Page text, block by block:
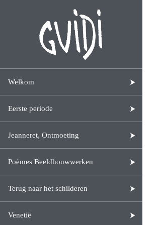
Welkom
Eerste periode
Jeanneret, Ontmoeting
Poèmes Beeldhouwwerken
Terug naar het schilderen
Venetië